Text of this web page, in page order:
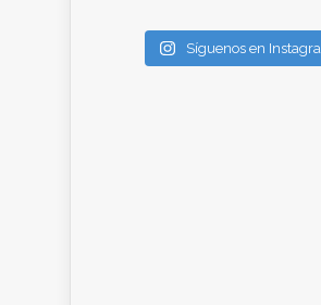
Síguenos en